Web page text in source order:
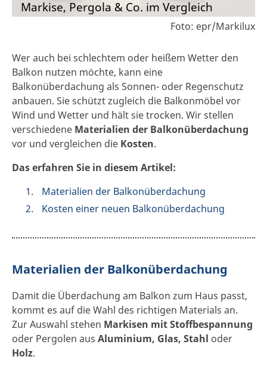
Markise, Pergola & Co. im Vergleich
Foto: epr/Markilux
Wer auch bei schlechtem oder heißem Wetter den
Balkon nutzen möchte, kann eine
Balkonüberdachung als Sonnen- oder Regenschutz
anbauen. Sie schützt zugleich die Balkonmöbel vor
Wind und Wetter und hält sie trocken. Wir stellen
verschiedene Materialien der Balkonüberdachung
vor und vergleichen die Kosten.
Das erfahren Sie in diesem Artikel:
Materialien der Balkonüberdachung
Kosten einer neuen Balkonüberdachung
Materialien der Balkonüberdachung
Damit die Überdachung am Balkon zum Haus passt,
kommt es auf die Wahl des richtigen Materials an.
Zur Auswahl stehen Markisen mit Stoffbespannung
oder Pergolen aus Aluminium, Glas, Stahl oder
Holz.